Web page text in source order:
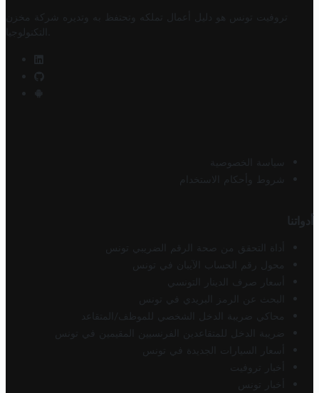
تروفيت تونس هو دليل أعمال تملكه وتحتفظ به وتديره
شركة مخزن
التكنولوجيا
سياسة الخصوصية
شروط وأحكام الاستخدام
أدواتنا
أداة التحقق من صحة الرقم الضريبي تونس
محول رقم الحساب الآيبان في تونس
أسعار صرف الدينار التونسي
البحث عن الرمز البريدي في تونس
محاكي ضريبة الدخل الشخصي للموظف/المتقاعد
ضريبة الدخل للمتقاعدين الفرنسيين المقيمين في تونس
أسعار السيارات الجديدة في تونس
أخبار تروفيت
أخبار تونس